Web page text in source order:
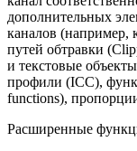
дополнительных
каналов (например,
путей обтравки
и текстовые
профили (ICC),
functions),
Расширенные